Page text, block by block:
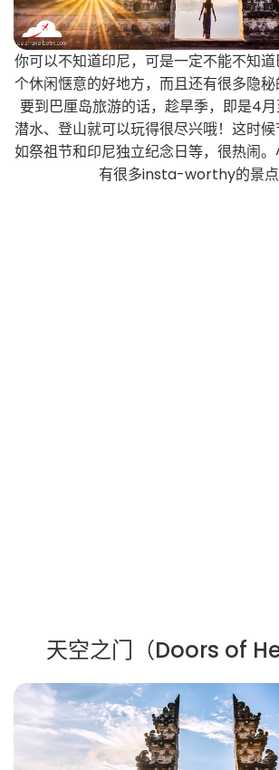
你可以不知道印尼，可是一定不能不知
个休闲惬意的好地方，而且还有很多隐
要到巴厘岛旅游的话，趁旱季，即是4
潜水、登山就可以玩得很尽兴哦！这时
如祭祖节和印尼独立纪念日等，很热闹
有很多insta-worthy的景点
天空之门（Doors of